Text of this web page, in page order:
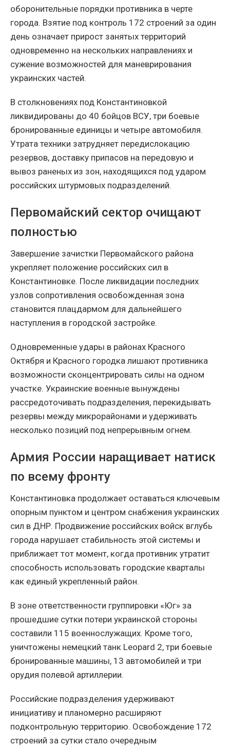
оборонительные порядки противника в черте
города. Взятие под контроль 172 строений за один
день означает прирост занятых территорий
одновременно на нескольких направлениях и
сужение возможностей для маневрирования
украинских частей.
В столкновениях под Константиновкой
ликвидированы до 40 бойцов ВСУ, три боевые
бронированные единицы и четыре автомобиля.
Утрата техники затрудняет передислокацию
резервов, доставку припасов на передовую и
вывоз раненых из зон, находящихся под ударом
российских штурмовых подразделений.
Первомайский сектор очищают
полностью
Завершение зачистки Первомайского района
укрепляет положение российских сил в
Константиновке. После ликвидации последних
узлов сопротивления освобожденная зона
становится плацдармом для дальнейшего
наступления в городской застройке.
Одновременные удары в районах Красного
Октября и Красного городка лишают противника
возможности сконцентрировать силы на одном
участке. Украинские военные вынуждены
рассредоточивать подразделения, перекидывать
резервы между микрорайонами и удерживать
несколько позиций под непрерывным огнем.
Армия России наращивает натиск
по всему фронту
Константиновка продолжает оставаться ключевым
опорным пунктом и центром снабжения украинских
сил в ДНР. Продвижение российских войск вглубь
города нарушает стабильность этой системы и
приближает тот момент, когда противник утратит
способность использовать городские кварталы
как единый укрепленный район.
В зоне ответственности группировки «Юг» за
прошедшие сутки потери украинской стороны
составили 115 военнослужащих. Кроме того,
уничтожены немецкий танк Leopard 2, три боевые
бронированные машины, 13 автомобилей и три
орудия полевой артиллерии.
Российские подразделения удерживают
инициативу и планомерно расширяют
подконтрольную территорию. Освобождение 172
строений за сутки стало очередным